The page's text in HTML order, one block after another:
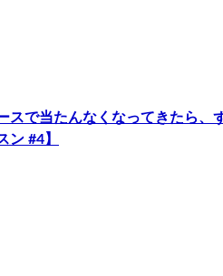
スで当たんなくなってきたら、
ン #4】